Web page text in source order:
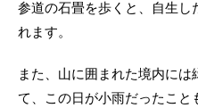
参道の石畳を歩くと、自生し
れます。
また、山に囲まれた境内に
て、この日が小雨だったこと